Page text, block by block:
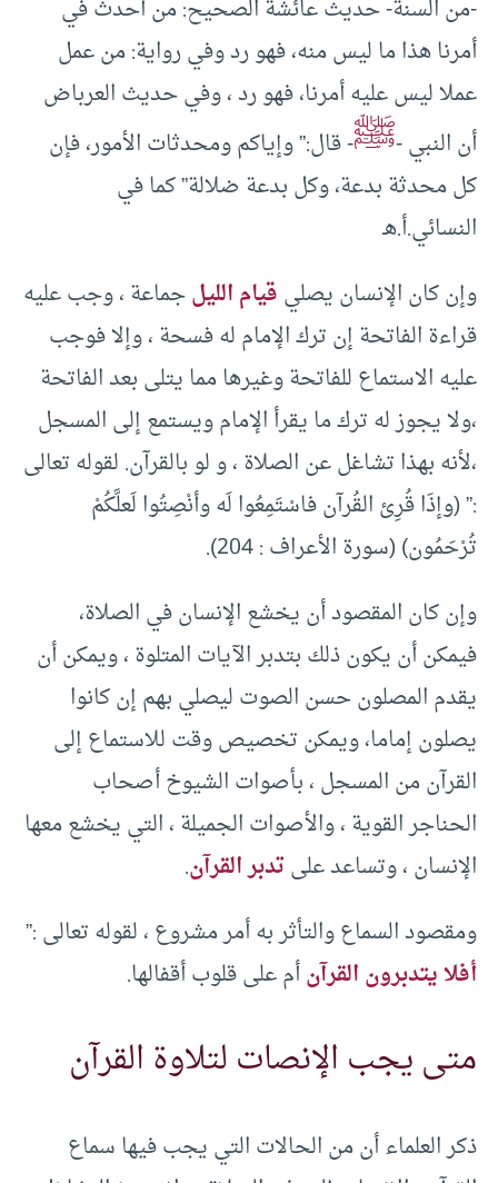
-من السنة- حديث عائشة الصحيح: من أحدث في
أمرنا هذا ما ليس منه، فهو رد وفي رواية: من عمل
عملا ليس عليه أمرنا، فهو رد ، وفي حديث العرباض
أن النبي -ﷺ- قال:” وإياكم ومحدثات الأمور، فإن
كل محدثة بدعة، وكل بدعة ضلالة” كما في
النسائي.أ.هـ
وإن كان الإنسان يصليقيام الليلجماعة ، وجب عليه
قراءة الفاتحة إن ترك الإمام له فسحة ، وإلا فوجب
عليه الاستماع للفاتحة وغيرها مما يتلى بعد الفاتحة
،ولا يجوز له ترك ما يقرأ الإمام ويستمع إلى المسجل
،لأنه بهذا تشاغل عن الصلاة ، و لو بالقرآن. لقوله تعالى
:” (وإذَا قُرِئ القُرآن فاسْتَمِعُوا لَه وأنْصِتُوا لَعلَّكُمْ
تُرْحَمُون) (سورة الأعراف : 204).
وإن كان المقصود أن يخشع الإنسان في الصلاة،
فيمكن أن يكون ذلك بتدبر الآيات المتلوة ، ويمكن أن
يقدم المصلون حسن الصوت ليصلي بهم إن كانوا
يصلون إماما، ويمكن تخصيص وقت للاستماع إلى
القرآن من المسجل ، بأصوات الشيوخ أصحاب
الحناجر القوية ، والأصوات الجميلة ، التي يخشع معها
الإنسان ، وتساعد علىتدبر القرآن.
ومقصود السماع والتأثر به أمر مشروع ، لقوله تعالى :”
أفلا يتدبرون القرآنأم على قلوب أقفالها.
متى يجب الإنصات لتلاوة القرآن
ذكر العلماء أن من الحالات التي يجب فيها سماع